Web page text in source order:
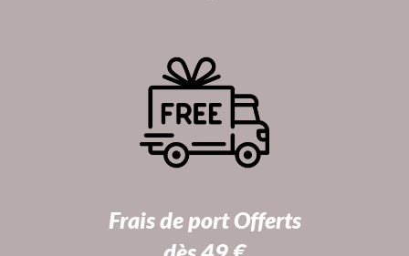
Frais de port Offerts